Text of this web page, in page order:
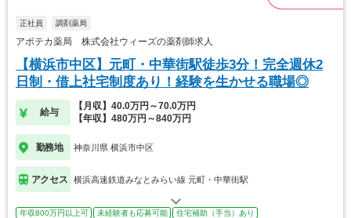
正社員 調剤薬局
アポテカ薬局 株式会社ウィーズの薬剤師求人
【横浜市中区】元町・中華街駅徒歩3分！完全週休2
日制・借上社宅制度あり！経験を生かせる職場◎
給与
【月収】40.0万円～70.0万円
【年収】480万円～840万円
勤務地 神奈川県 横浜市中区
アクセス 横浜高速鉄道みなとみらい線 元町・中華街駅
年収800万円以上可 未経験者も応募可能
住宅補助（手当）あり